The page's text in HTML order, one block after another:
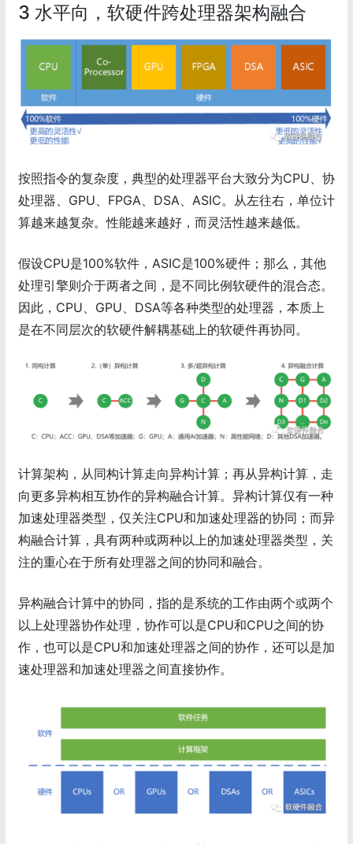
3 水平向，软硬件跨处理器架构融合
按照指令的复杂度，典型的处理器平台大致分为CPU、协
处理器、GPU、FPGA、DSA、ASIC。从左往右，单位计
算越来越复杂。性能越来越好，而灵活性越来越低。
假设CPU是100%软件，ASIC是100%硬件；那么，其他
处理引擎则介于两者之间，是不同比例软硬件的混合态。
因此，CPU、GPU、DSA等各种类型的处理器，本质上
是在不同层次的软硬件解耦基础上的软硬件再协同。
计算架构，从同构计算走向异构计算；再从异构计算，走
向更多异构相互协作的异构融合计算。异构计算仅有一种
加速处理器类型，仅关注CPU和加速处理器的协同；而异
构融合计算，具有两种或两种以上的加速处理器类型，关
注的重心在于所有处理器之间的协同和融合。
异构融合计算中的协同，指的是系统的工作由两个或两个
以上处理器协作处理，协作可以是CPU和CPU之间的协
作，也可以是CPU和加速处理器之间的协作，还可以是加
速处理器和加速处理器之间直接协作。